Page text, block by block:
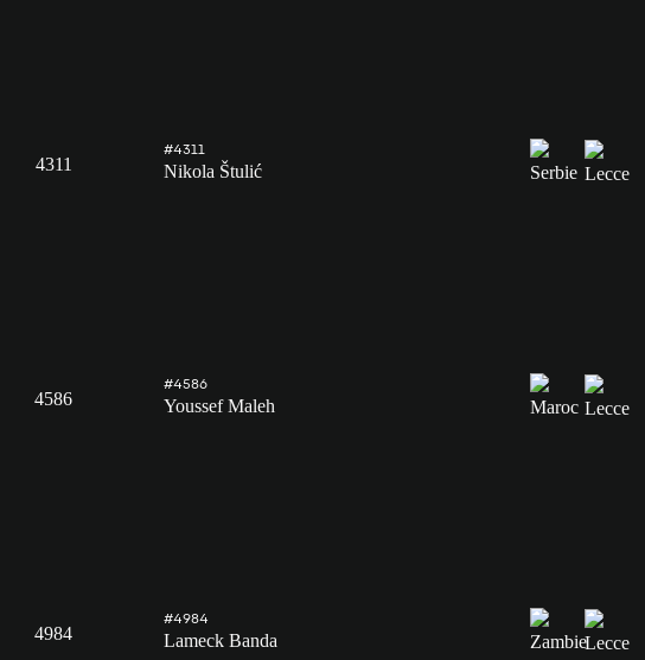
4311
#4311
Nikola Štulić
4586
#4586
Youssef Maleh
4984
#4984
Lameck Banda